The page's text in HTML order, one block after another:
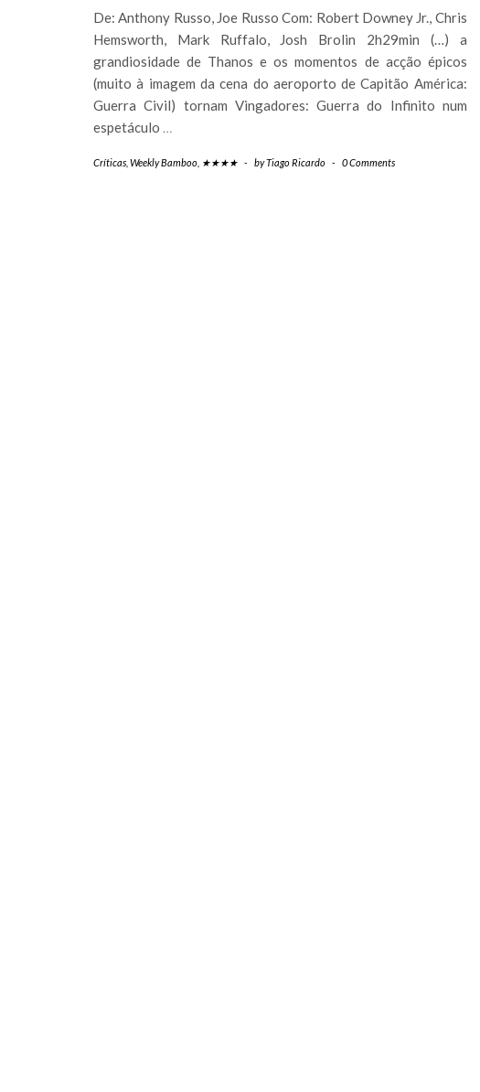
De: Anthony Russo, Joe Russo Com: Robert Downey Jr., Chris
Hemsworth, Mark Ruffalo, Josh Brolin 2h29min (…) a
grandiosidade de Thanos e os momentos de acção épicos
(muito à imagem da cena do aeroporto de Capitão América:
Guerra Civil) tornam Vingadores: Guerra do Infinito num
espetáculo …
Críticas Weekly Bamboo ★★★★ - byTiago Ricardo - 0 Comments